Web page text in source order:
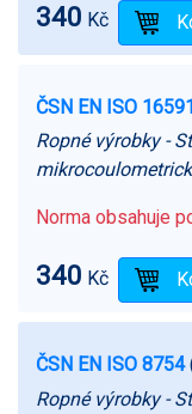
340 Kč
ČSN EN ISO 16591
Ropné výrobky -
Norma obsahuje
340 Kč
ČSN EN ISO 8754
Ropné výrobky -